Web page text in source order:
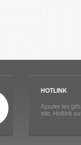
HOTLINK
Ajouter les
site. Hotlink